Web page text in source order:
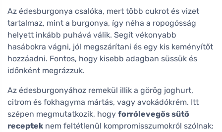
Az édesburgonya csalóka, mert több cukrot és vizet
tartalmaz, mint a burgonya, így néha a ropogósság
helyett inkább puhává válik. Segít vékonyabb
hasábokra vágni, jól megszárítani és egy kis keményítőt
hozzáadni. Fontos, hogy kisebb adagban süssük és
időnként megrázzuk.
Az édesburgonyához remekül illik a görög joghurt,
citrom és fokhagyma mártás, vagy avokádókrém. Itt
szépen megmutatkozik, hogy forrólevegős sütő
receptek nem feltétlenül kompromisszumokról szólnak: